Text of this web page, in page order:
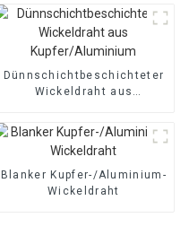
Dünnschichtbeschichteter
Wickeldraht aus
Blanker Kupfer-/Aluminium-
Wickeldraht